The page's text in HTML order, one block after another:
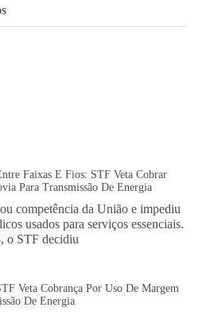
Faixas E Fios: STF Veta Cobrar
Para Transmissão De Energia
competência da União e impediu
usados para serviços essenciais.
o STF decidiu
Veta Cobrança Por Uso De Margem
De Energia